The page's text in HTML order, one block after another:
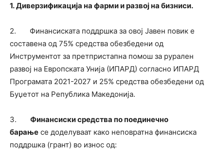
1.Диверзификација на фарми и развој на бизниси.
2. Финансиската поддршка за овој Јавен повик е
составена од 75% средства обезбедени од
Инструментот за претпристапна помош за рурален
развој на Европската Унија (ИПАРД) согласно ИПАРД
Програмата 2021-2027 и 25% средства обезбедени од
Буџетот на Република Македонија.
3. Финансиски средства по поединечно
барање се доделуваат како неповратна финансиска
поддршка (грант) во износ од: